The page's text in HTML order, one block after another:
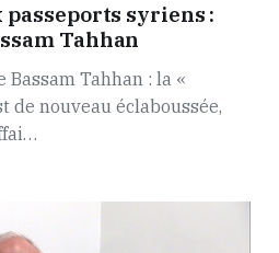
passeports syriens :
Tahhan
Tahhan : la «
de nouveau éclaboussée,